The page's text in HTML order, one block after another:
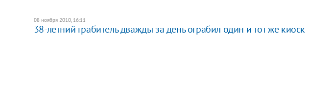
08 ноября 2010, 16:11
38-летний грабитель дважды за день ограбил один и тот же киоск